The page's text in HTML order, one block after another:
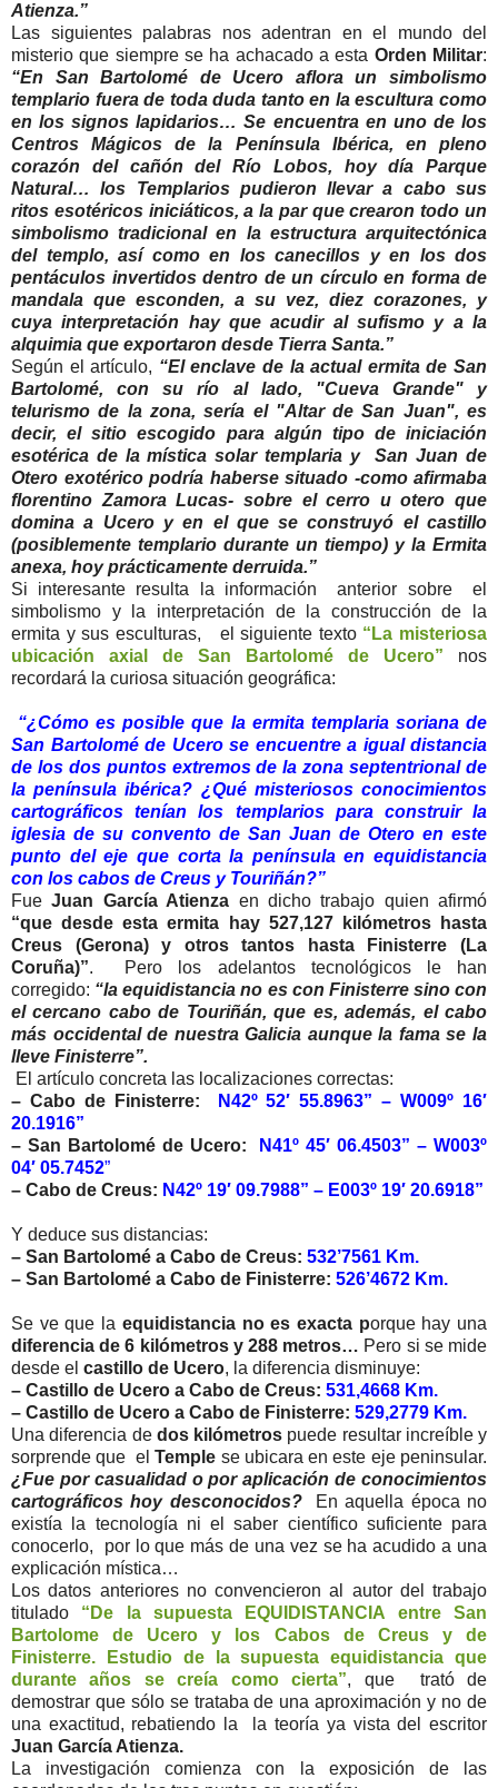
Atienza.”
Las siguientes palabras nos adentran en el mundo del
misterio que siempre se ha achacado a esta Orden Militar:
“En San Bartolomé de Ucero aflora un simbolismo
templario fuera de toda duda tanto en la escultura como
en los signos lapidarios… Se encuentra en uno de los
Centros Mágicos de la Península Ibérica, en pleno
corazón del cañón del Río Lobos, hoy día Parque
Natural… los Templarios pudieron llevar a cabo sus
ritos esotéricos iniciáticos, a la par que crearon todo un
simbolismo tradicional en la estructura arquitectónica
del templo, así como en los canecillos y en los dos
pentáculos invertidos dentro de un círculo en forma de
mandala que esconden, a su vez, diez corazones, y
cuya interpretación hay que acudir al sufismo y a la
alquimia que exportaron desde Tierra Santa.”
Según el artículo, “El enclave de la actual ermita de San
Bartolomé, con su río al lado, "Cueva Grande" y
telurismo de la zona, sería el "Altar de San Juan", es
decir, el sitio escogido para algún tipo de iniciación
esotérica de la mística solar templaria y San Juan de
Otero exotérico podría haberse situado -como afirmaba
florentino Zamora Lucas- sobre el cerro u otero que
domina a Ucero y en el que se construyó el castillo
(posiblemente templario durante un tiempo) y la Ermita
anexa, hoy prácticamente derruida.”
Si interesante resulta la información anterior sobre el
simbolismo y la interpretación de la construcción de la
ermita y sus esculturas, el siguiente texto “La misteriosa
ubicación axial de San Bartolomé de Ucero”
nos
recordará la curiosa situación geográfica:
“¿Cómo es posible que la ermita templaria soriana de
San Bartolomé de Ucero se encuentre a igual distancia
de los dos puntos extremos de la zona septentrional de
la península ibérica? ¿Qué misteriosos conocimientos
cartográficos tenían los templarios para construir la
iglesia de su convento de San Juan de Otero en este
punto del eje que corta la península en equidistancia
con los cabos de Creus y Touriñán?”
FueJuan García Atienza en dicho trabajo quien afirmó
“que desde esta ermita hay 527,127 kilómetros hasta
Creus (Gerona) y otros tantos hasta Finisterre (La
Coruña)”. Pero los adelantos tecnológicos le han
corregido: “la equidistancia no es con Finisterre sino con
el cercano cabo de Touriñán, que es, además, el cabo
más occidental de nuestra Galicia aunque la fama se la
lleve Finisterre”.
El artículo concreta las localizaciones correctas:
– Cabo de Finisterre:
N42º 52′ 55.8963” – W009º 16′
20.1916”
– San Bartolomé de Ucero:
N41º 45′ 06.4503” – W003º
04′ 05.7452”
– Cabo de Creus: N42º 19′ 09.7988” – E003º 19′ 20.6918”
Y deduce sus distancias:
– San Bartolomé a Cabo de Creus: 532’7561 Km.
– San Bartolomé a Cabo de Finisterre: 526’4672 Km.
Se ve que la equidistancia no es exacta porque hay una
diferencia de 6 kilómetros y 288 metros… Pero si se mide
desde el castillo de Ucero, la diferencia disminuye:
– Castillo de Ucero a Cabo de Creus: 531,4668 Km.
– Castillo de Ucero a Cabo de Finisterre: 529,2779 Km.
Una diferencia de dos kilómetros puede resultar increíble y
sorprende que elTemple se ubicara en este eje peninsular.
¿Fue por casualidad o por aplicación de conocimientos
cartográficos hoy desconocidos?
En aquella época no
existía la tecnología ni el saber científico suficiente para
conocerlo, por lo que más de una vez se ha acudido a una
explicación mística…
Los datos anteriores no convencieron al autor del trabajo
titulado “De la supuesta EQUIDISTANCIA entre San
Bartolome de Ucero y los Cabos de Creus y de
Finisterre. Estudio de la supuesta equidistancia que
durante años se creía como cierta”, que trató de
demostrar que sólo se trataba de una aproximación y no de
una exactitud, rebatiendo la la teoría ya vista del escritor
Juan García Atienza.
La investigación comienza con la exposición de las